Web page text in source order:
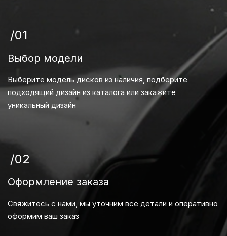
/01
Выбор модели
Выберите модель дисков из наличия, подберите
подходящий дизайн из каталога или закажите
уникальный дизайн
/02
Оформление заказа
Свяжитесь с нами, мы уточним все детали и оперативно
оформим ваш заказ